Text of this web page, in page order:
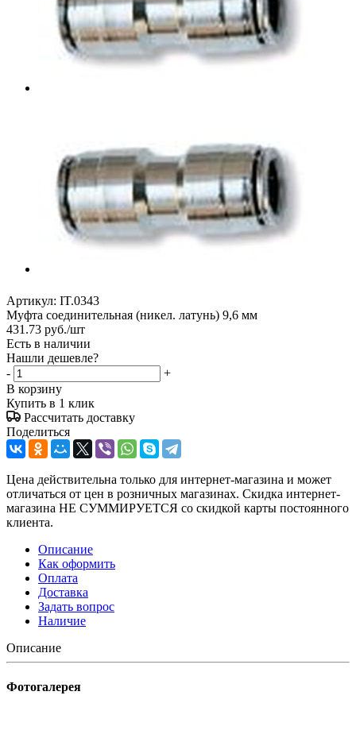
Артикул: IT.0343
Муфта соединительная (никел. латунь) 9,6 мм
431.73 руб./шт
Есть в наличии
Нашли дешевле?
-
+
В корзину
Купить в 1 клик
Рассчитать доставку
Поделиться
Цена действительна только для интернет-магазина и может
отличаться от цен в розничных магазинах. Скидка интернет-
магазина НЕ СУММИРУЕТСЯ со скидкой карты постоянного
клиента.
Описание
Как оформить
Оплата
Доставка
Задать вопрос
Наличие
Описание
Фотогалерея